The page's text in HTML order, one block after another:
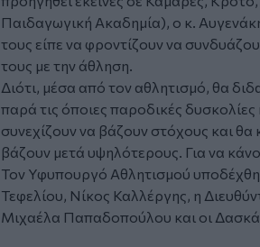
Παιδαγωγική Ακαδημία), ο κ.
τους είπε να φροντίζουν να
τους με την άθληση.
Διότι, μέσα από τον αθλητισμό, θα
παρά τις όποιες παροδικές
συνεχίζουν να βάζουν στόχους και θα
βάζουν μετά υψηλότερους. Για να
Τον Υφυπουργό Αθλητισμού
Τεφελίου, Νίκος Καλλέργης, η
Μιχαέλα Παπαδοπούλου και οι